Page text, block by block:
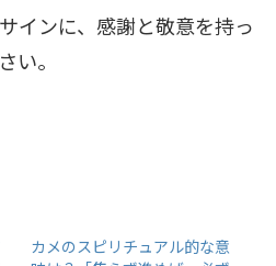
インに、感謝と敬意を持っ
い。
カメのスピリチュアル的な意